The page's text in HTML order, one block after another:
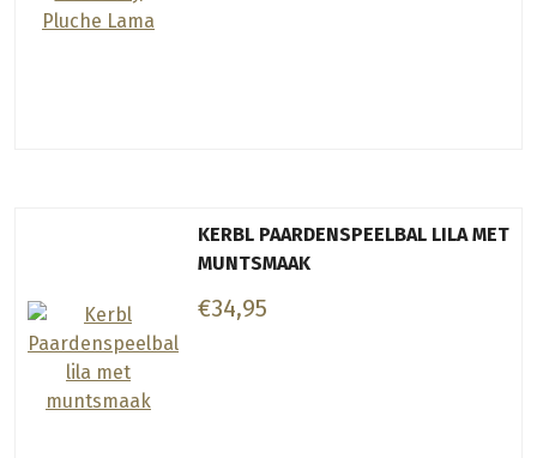
KERBL PAARDENSPEELBAL LILA MET
MUNTSMAAK
€34,95